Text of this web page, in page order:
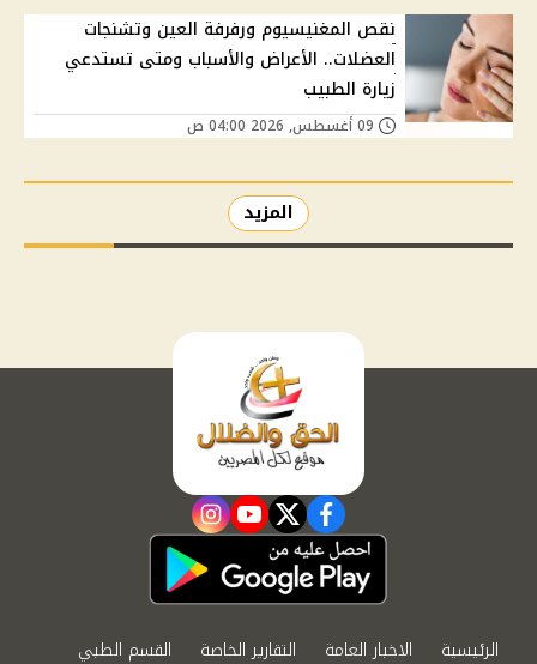
نقص المغنيسيوم ورفرفة العين وتشنجات
العضلات.. الأعراض والأسباب ومتى تستدعي
زيارة الطبيب
المزيد
facebook
twitter
youtube
instagram
الرئيسية الاخبار العامة التقارير الخاصة القسم الطبي